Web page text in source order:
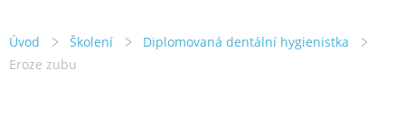
Úvod Školení
Diplomovaná dentální hygienistka
Eroze zubu